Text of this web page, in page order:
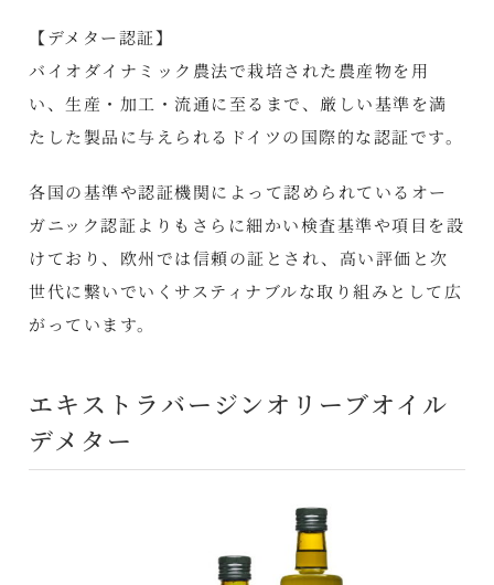
【デメター認証】
バイオダイナミック農法で栽培された農産物を用
い、生産・加工・流通に至るまで、厳しい基準を満
たした製品に与えられるドイツの国際的な認証です。
各国の基準や認証機関によって認められているオー
ガニック認証よりもさらに細かい検査基準や項目を設
けており、欧州では信頼の証とされ、高い評価と次
世代に繋いでいくサスティナブルな取り組みとして広
がっています。
エキストラバージンオリーブオイル
デメター